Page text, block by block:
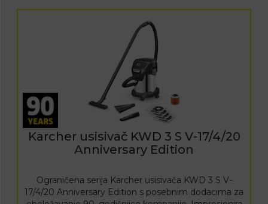
Karcher usisivač KWD 3 S V-17/4/20
Anniversary Edition
Ograničena serija Karcher usisivača KWD 3 S V-
17/4/20 Anniversary Edition s posebnim dodacima za